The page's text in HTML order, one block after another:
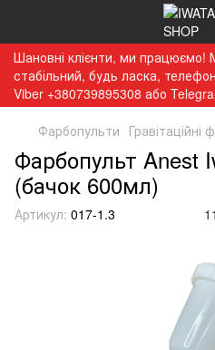
Шановні клієнти, ми працюємо!
стабільний, будь ласка,
Viber +380739895308 або
Фарбопульти Гравітаційні
Фарбопульт Anest
(бачок 600мл)
Артикул: 017-1.3